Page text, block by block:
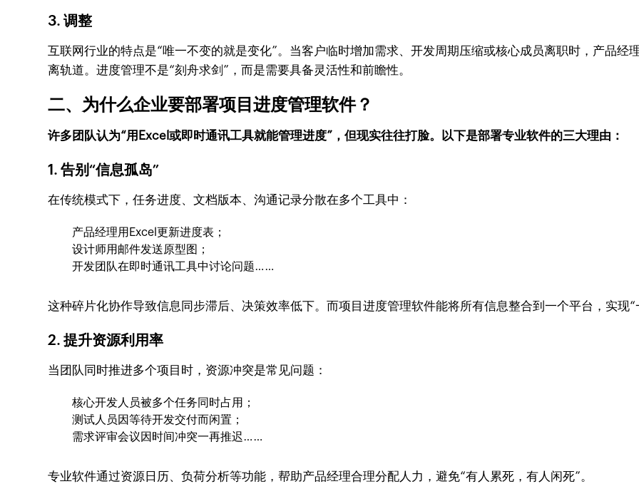
3. 调整
互联网行业的特点是“唯一不变的就是变化”。当客户临时增加需求、开发周期压缩或核心成员离职时，产品经
离轨道。进度管理不是“刻舟求剑”，而是需要具备灵活性和前瞻性。
二、为什么企业要部署项目进度管理软件？
许多团队认为“用Excel或即时通讯工具就能管理进度”，但现实往往打脸。以下是部署专业软件的三大理由：
1. 告别“信息孤岛”
在传统模式下，任务进度、文档版本、沟通记录分散在多个工具中：
产品经理用Excel更新进度表；
设计师用邮件发送原型图；
开发团队在即时通讯工具中讨论问题……
这种碎片化协作导致信息同步滞后、决策效率低下。而项目进度管理软件能将所有信息整合到一个平台，实现“
2. 提升资源利用率
当团队同时推进多个项目时，资源冲突是常见问题：
核心开发人员被多个任务同时占用；
测试人员因等待开发交付而闲置；
需求评审会议因时间冲突一再推迟……
专业软件通过资源日历、负荷分析等功能，帮助产品经理合理分配人力，避免“有人累死，有人闲死”。